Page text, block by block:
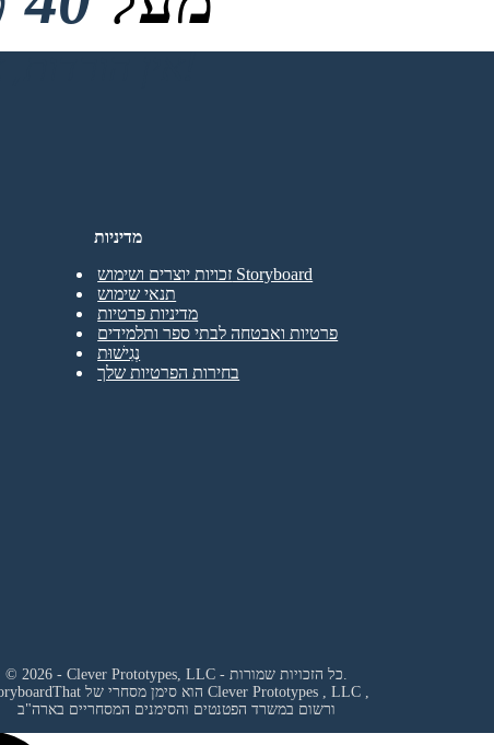
אין הורדות, אין כרטיס אשראי ואין צורך בכניסה כדי לנסות!
מדיניות
זכויות יוצרים ושימוש Storyboard
תנאי שימוש
מדיניות פרטיות
פרטיות ואבטחה לבתי ספר ותלמידים
נְגִישׁוּת
בחירות הפרטיות שלך
Clever Prototypes , LLC
ורשום במשרד הפטנטים והסימנים המסחריים בארה"ב